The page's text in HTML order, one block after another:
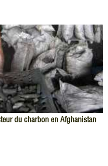
du charbon en Afghanistan